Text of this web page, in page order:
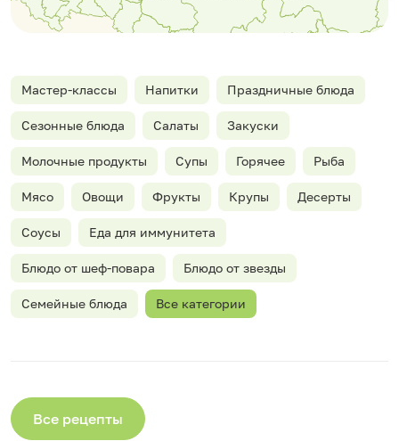
Мастер-классы Напитки Праздничные блюда
Сезонные блюда Салаты Закуски
Молочные продукты Супы Горячее Рыба
Мясо Овощи Фрукты Крупы Десерты
Соусы Еда для иммунитета
Блюдо от шеф-повара Блюдо от звезды
Семейные блюда Все категории
Все рецепты